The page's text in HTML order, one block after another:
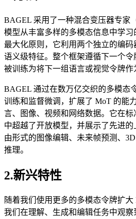
BAGEL 采用了一种混合变压器专家
模型从丰富多样的多模态信息中学
最大化原则，它利用两个独立的编
语义级特征。整个框架遵循下一个
被训练为将下一组语言或视觉令牌作
BAGEL 通过在数万亿交织的多模态
训练和监督微调，扩展了 MoT 的能
言、图像、视频和网络数据。它在
中超越了开放模型，并展示了先进
由形式的图像编辑、未来帧预测、
推理。
2.新兴特性
随着我们使用更多的多模态令牌扩大
我们在理解、生成和编辑任务中观察